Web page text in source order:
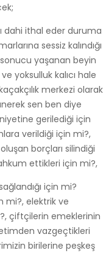
dahi ithal eder duruma
sessiz kalındığı
yaşanan beyin
yoksulluk kalıcı hale
merkezi olarak
sen ben diye
gerilediği için
verildiği için mi?,
borçları silindiği
ettikleri için mi?,
için mi?
mi?, elektrik ve
çiftçilerin emeklerinin
vazgeçtikleri
birilerine peşkeş